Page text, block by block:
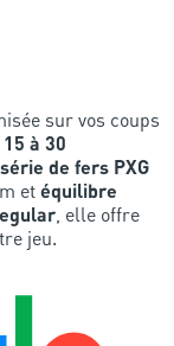
sur vos coups
à 30
série de fers PXG
et équilibre
, elle offre
jeu.